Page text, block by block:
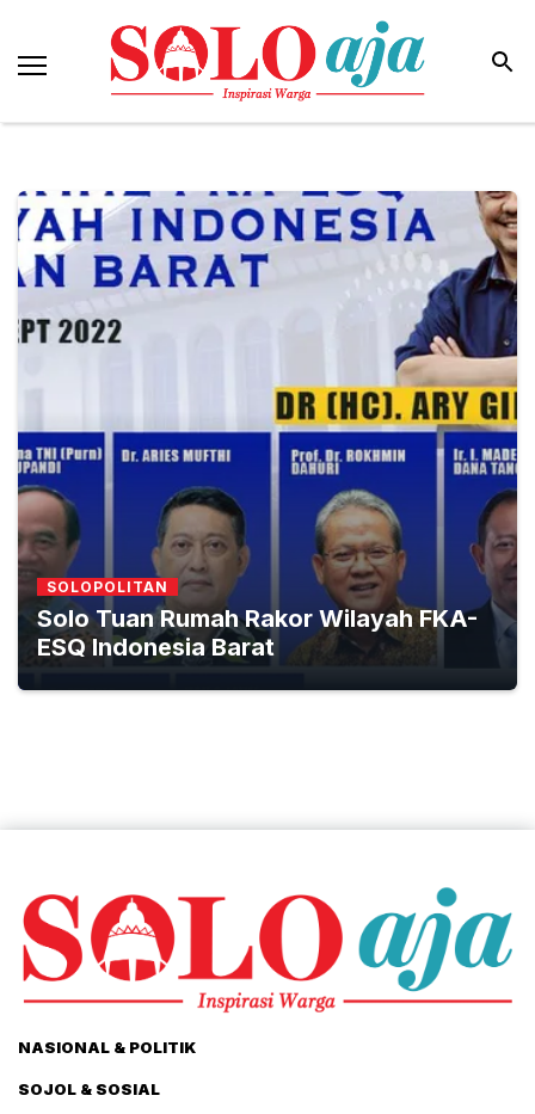
SOLOPOLITAN
Solo Tuan Rumah Rakor Wilayah FKA-
ESQ Indonesia Barat
NASIONAL & POLITIK
SOJOL & SOSIAL